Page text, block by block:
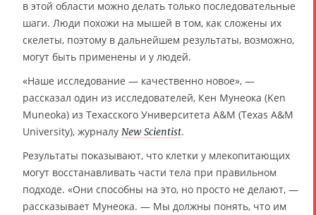
в этой области можно делать только последовательные
шаги. Люди похожи на мышей в том, как сложены их
скелеты, поэтому в дальнейшем результаты, возможно,
могут быть применены и у людей.
«Наше исследование — качественно новое», —
рассказал один из исследователей, Кен Мунеока (Ken
Muneoka) из Техасского Университета A&M (Texas A&M
University), журналу New Scientist.
Результаты показывают, что клетки у млекопитающих
могут восстанавливать части тела при правильном
подходе. «Они способны на это, но просто не делают, —
рассказывает Мунеока. — Мы должны понять, что им